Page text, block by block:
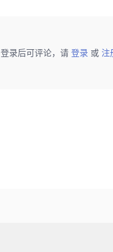
登录后可评论，请 登录 或 注